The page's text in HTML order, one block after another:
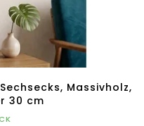
Massivholz,
30 cm